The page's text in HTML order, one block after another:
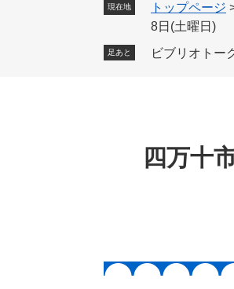
カ
タ
現在地 トップページ
8日(土曜日)
足あと ビブリオト
四万十